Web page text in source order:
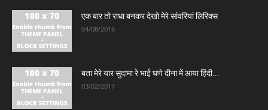
एक बार तो राधा बनकर देखो मेरे सांवरियां लिरिक्स
04/08/2016
बता मेरे यार सुदामा रे भाई घणे दीना में आया हिंदी...
03/02/2017